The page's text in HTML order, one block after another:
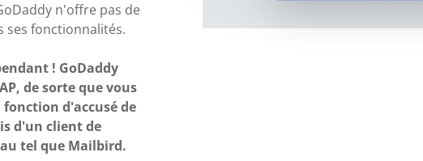
n'offre pas de
ses fonctionnalités.
! GoDaddy
de sorte que vous
fonction d'accusé de
d'un client de
tel que Mailbird.